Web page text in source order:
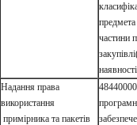
предмета
частини
Надання права
використання
примірника та пакетів